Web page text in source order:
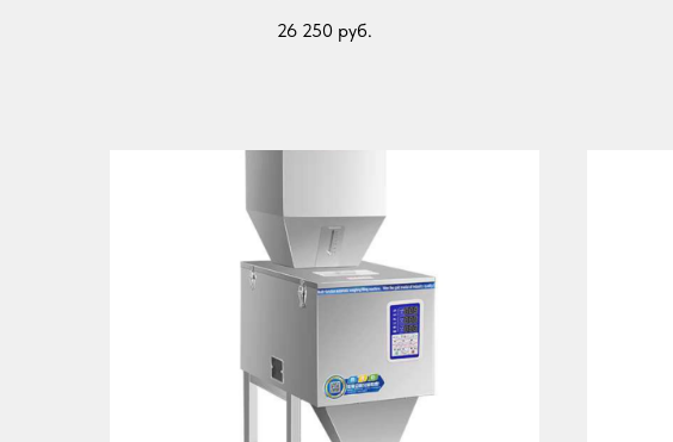
26 250 руб.